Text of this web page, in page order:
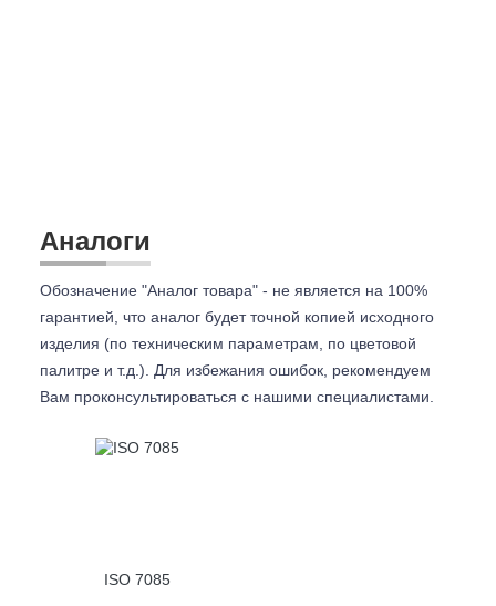
Аналоги
Обозначение "Аналог товара" - не является на 100%
гарантией, что аналог будет точной копией исходного
изделия (по техническим параметрам, по цветовой
палитре и т.д.). Для избежания ошибок, рекомендуем
Вам проконсультироваться с нашими специалистами.
ISO 7085